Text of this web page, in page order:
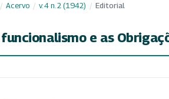
/ Acervo / v. 4 n. 2 (1942) / Editorial
funcionalismo e as